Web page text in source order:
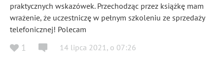
praktycznych wskazówek. Przechodząc przez książkę mam
wrażenie, że uczestniczę w pełnym szkoleniu ze sprzedaży
telefonicznej! Polecam
1 14 lipca 2021 , o 07:26